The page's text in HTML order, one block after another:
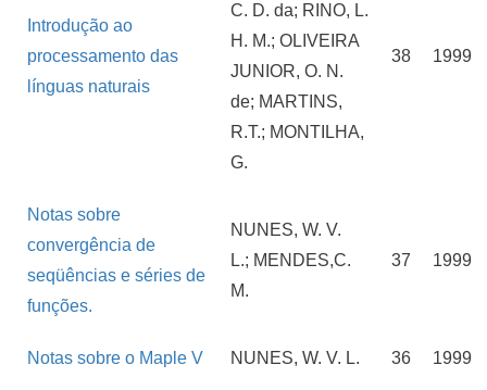
Introdução ao
processamento das
línguas naturais
C. D. da; RINO, L.
H. M.; OLIVEIRA
JUNIOR, O. N.
de; MARTINS,
R.T.; MONTILHA,
G.
38 1999
Notas sobre
convergência de
seqüências e séries de
funções.
NUNES, W. V.
L.; MENDES,C.
M.
37 1999
Notas sobre o Maple V NUNES, W. V. L. 36 1999